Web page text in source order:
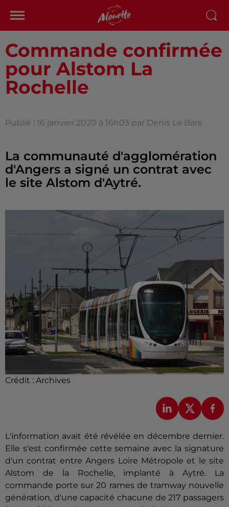
Commande confirmée
pour Alstom La
Rochelle
Publié : 16 janvier 2020 à 16h03 par Denis Le Bars
La communauté d'agglomération
d'Angers a signé un contrat avec
le site Alstom d'Aytré.
Crédit : Archives
L'information avait été révélée en décembre dernier.
Elle s'est confirmée cette semaine avec la signature
d'un contrat entre Angers Loire Métropole et le site
Alstom de la Rochelle, implanté à Aytré. La
commande porte sur 20 rames de tramway nouvelle
génération, d'une capacité chacune de 217 passagers